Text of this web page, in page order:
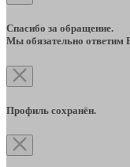
Спасибо за обращение.
Мы обязательно ответим
Профиль сохранён.